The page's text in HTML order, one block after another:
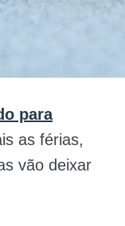
para
as férias,
vão deixar